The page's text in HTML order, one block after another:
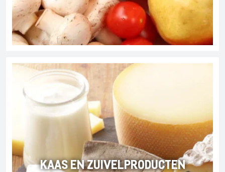
KAAS EN ZUIVELPRODUCTEN